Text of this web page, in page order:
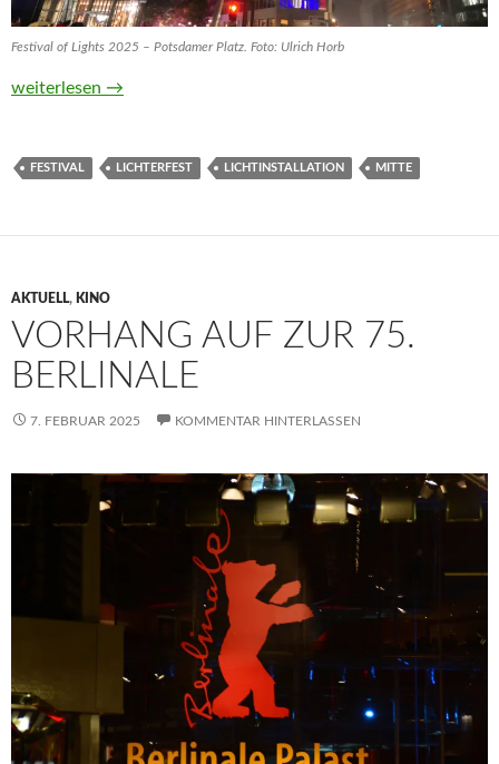
Festival of Lights 2025 – Potsdamer Platz. Foto: Ulrich Horb
Festival of Lights 2025: Let’s shine together
weiterlesen →
FESTIVAL LICHTERFEST LICHTINSTALLATION MITTE
AKTUELL, KINO
VORHANG AUF ZUR 75.
BERLINALE
7. FEBRUAR 2025 KOMMENTAR HINTERLASSEN